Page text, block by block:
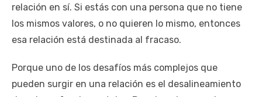
relación en sí. Si estás con una persona que no tiene
los mismos valores, o no quieren lo mismo, entonces
esa relación está destinada al fracaso.
Porque uno de los desafíos más complejos que
pueden surgir en una relación es el desalineamiento